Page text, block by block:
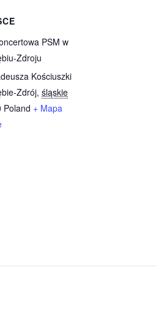
PSM w
Zdroju
Kościuszki
Zdrój, śląskie
Poland + Mapa